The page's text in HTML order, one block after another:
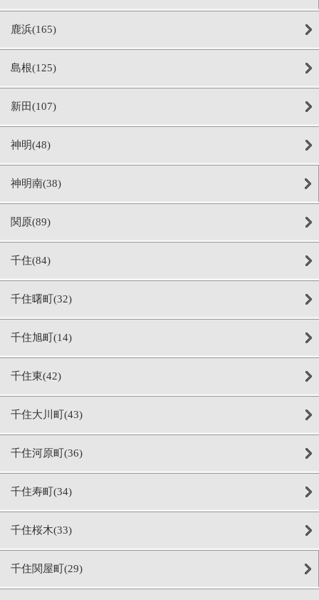
鹿浜(165)
島根(125)
新田(107)
神明(48)
神明南(38)
関原(89)
千住(84)
千住曙町(32)
千住旭町(14)
千住東(42)
千住大川町(43)
千住河原町(36)
千住寿町(34)
千住桜木(33)
千住関屋町(29)